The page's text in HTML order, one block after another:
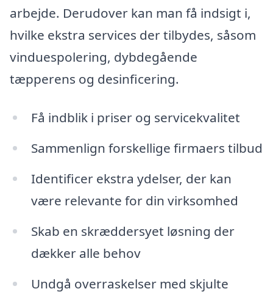
arbejde. Derudover kan man få indsigt i,
hvilke ekstra services der tilbydes, såsom
vinduespolering, dybdegående
tæpperens og desinficering.
Få indblik i priser og servicekvalitet
Sammenlign forskellige firmaers tilbud
Identificer ekstra ydelser, der kan
være relevante for din virksomhed
Skab en skræddersyet løsning der
dækker alle behov
Undgå overraskelser med skjulte